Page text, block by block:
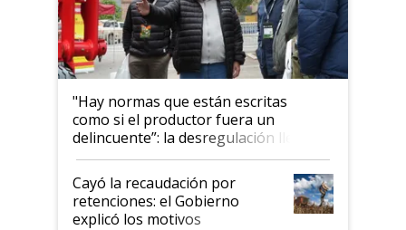
"Hay normas que están escritas
como si el productor fuera un
delincuente”: la desregulación llegó
al Congreso Aapresid y hasta se
habló del financiamiento al IPCVA
Cayó la recaudación por
retenciones: el Gobierno
explicó los motivos